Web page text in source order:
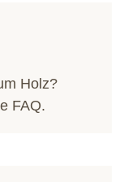
Holz?
FAQ.